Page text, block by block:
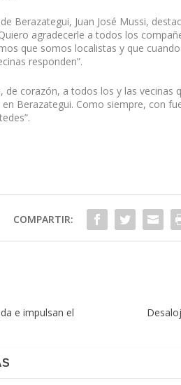
Berazategui, Juan José Mussi,
agradecerle a todos los
que somos localistas y que
responden”.
de corazón, a todos los y las vecinas
Berazategui. Como siempre, con
COMPARTIR:
e impulsan el